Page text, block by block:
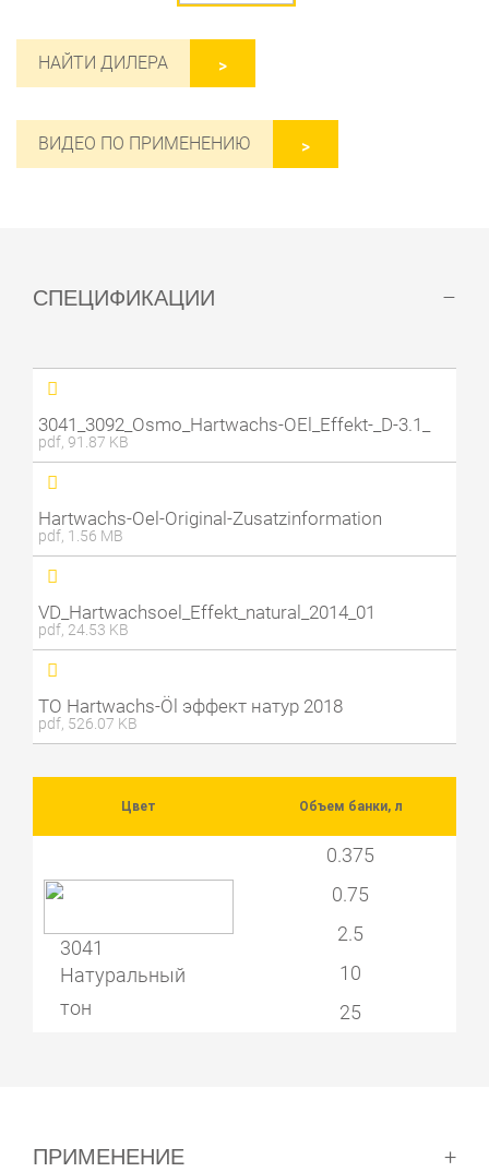
НАЙТИ ДИЛЕРА
ВИДЕО ПО ПРИМЕНЕНИЮ
СПЕЦИФИКАЦИИ
3041_3092_Osmo_Hartwachs-OEl_Effekt-_D-3.1_
pdf, 91.87 KB
Hartwachs-Oel-Original-Zusatzinformation
pdf, 1.56 MB
VD_Hartwachsoel_Effekt_natural_2014_01
pdf, 24.53 KB
ТО Hartwachs-Öl эффект натур 2018
pdf, 526.07 KB
Цвет Объем банки, л
3041
Натуральный
тон
0.375
0.75
2.5
10
25
ПРИМЕНЕНИЕ